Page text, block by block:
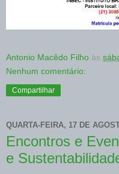
Antonio Macêdo Filho às
Nenhum comentário:
Compartilhar
QUARTA-FEIRA, 17 DE
Encontros e
e